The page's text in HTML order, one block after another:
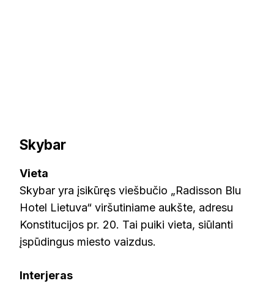
Skybar
Vieta
Skybar yra įsikūręs viešbučio „Radisson Blu
Hotel Lietuva“ viršutiniame aukšte, adresu
Konstitucijos pr. 20. Tai puiki vieta, siūlanti
įspūdingus miesto vaizdus.
Interjeras